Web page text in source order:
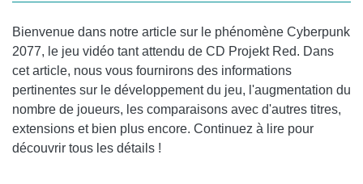
Bienvenue dans notre article sur le phénomène Cyberpunk
2077, le jeu vidéo tant attendu de CD Projekt Red. Dans
cet article, nous vous fournirons des informations
pertinentes sur le développement du jeu, l'augmentation du
nombre de joueurs, les comparaisons avec d'autres titres,
extensions et bien plus encore. Continuez à lire pour
découvrir tous les détails !